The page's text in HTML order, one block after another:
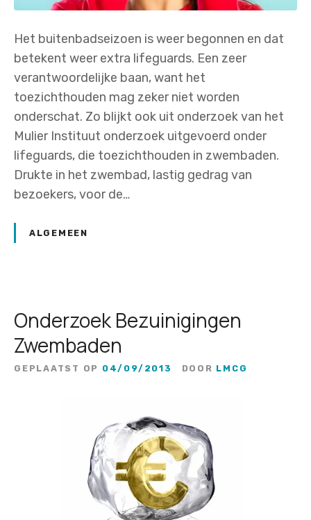
Het buitenbadseizoen is weer begonnen en dat
betekent weer extra lifeguards. Een zeer
verantwoordelijke baan, want het
toezichthouden mag zeker niet worden
onderschat. Zo blijkt ook uit onderzoek van het
Mulier Instituut onderzoek uitgevoerd onder
lifeguards, die toezichthouden in zwembaden.
Drukte in het zwembad, lastig gedrag van
bezoekers, voor de…
ALGEMEEN
Onderzoek Bezuinigingen
Zwembaden
GEPLAATST OP 04/09/2013 DOOR LMCG